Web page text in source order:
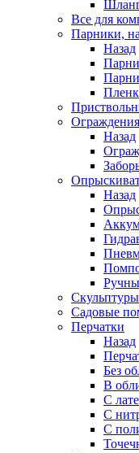
Все для
Парники,
Назад
Ограждения
Назад
Назад
Скульптуры
Садовые
Перчатки
Назад
Без
В
С
С
С